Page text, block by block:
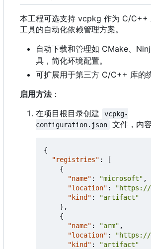
本工程可选支持 vcpkg 作为 C/C++
工具的自动化依赖管理方案。
自动下载和管理如 CMake、
具，简化环境配置。
可扩展用于第三方 C/C++ 库的
启用方法：
在项目根目录创建
vcpkg-
configuration.json
文件，内
{
"registries" :
[
{
"name" : "microsoft" ,
"location" :
"https://
"kind" :
"artifact"
},
{
"name" : "arm" ,
"location" :
"https://
"kind" :
"artifact"